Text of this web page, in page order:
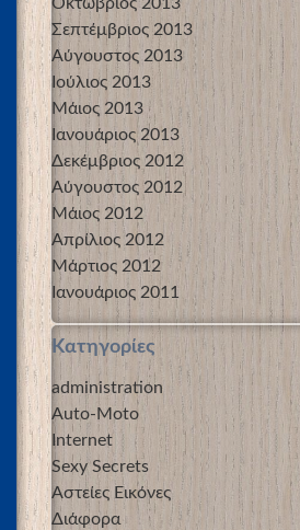
Οκτώβριος 2013
Σεπτέμβριος 2013
Αύγουστος 2013
Ιούλιος 2013
Μάιος 2013
Ιανουάριος 2013
Δεκέμβριος 2012
Αύγουστος 2012
Μάιος 2012
Απρίλιος 2012
Μάρτιος 2012
Ιανουάριος 2011
Kατηγορίες
administration
Auto-Moto
Internet
Sexy Secrets
Αστείες Εικόνες
Διάφορα